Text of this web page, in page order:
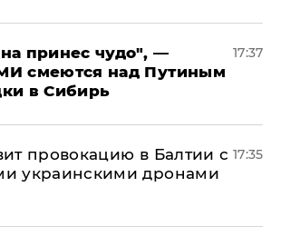
принес чудо", —
смеются над Путиным
в Сибирь
17:37
провокацию в Балтии с
украинскими дронами
17:35